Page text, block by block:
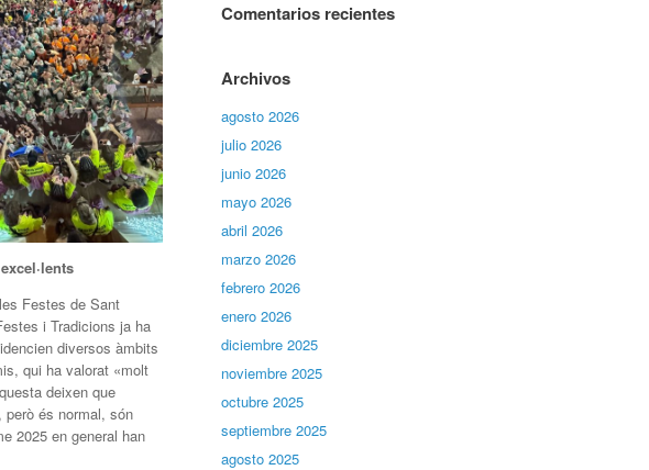
Festes de Sant
i Tradicions ja ha
diversos àmbits
qui ha valorat «molt
deixen que
però és normal, són
2025 en general han
Comentarios recientes
Archivos
agosto 2026
julio 2026
junio 2026
mayo 2026
abril 2026
marzo 2026
febrero 2026
enero 2026
diciembre 2025
noviembre 2025
octubre 2025
septiembre 2025
agosto 2025